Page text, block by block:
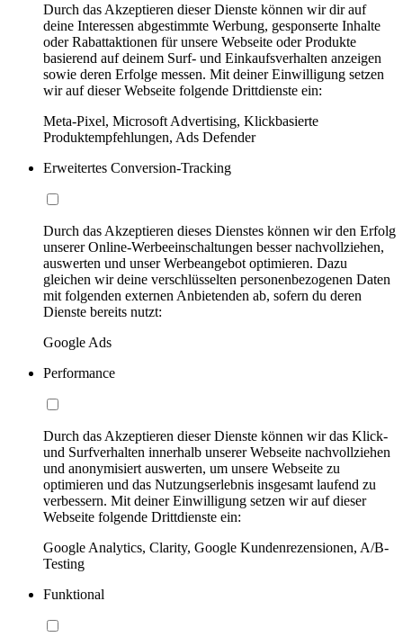
Durch das Akzeptieren dieser Dienste können wir dir auf
deine Interessen abgestimmte Werbung, gesponserte Inhalte
oder Rabattaktionen für unsere Webseite oder Produkte
basierend auf deinem Surf- und Einkaufsverhalten anzeigen
sowie deren Erfolge messen. Mit deiner Einwilligung setzen
wir auf dieser Webseite folgende Drittdienste ein:
Meta-Pixel, Microsoft Advertising, Klickbasierte
Produktempfehlungen, Ads Defender
Erweitertes Conversion-Tracking
Durch das Akzeptieren dieses Dienstes können wir den Erfolg
unserer Online-Werbeeinschaltungen besser nachvollziehen,
auswerten und unser Werbeangebot optimieren. Dazu
gleichen wir deine verschlüsselten personenbezogenen Daten
mit folgenden externen Anbietenden ab, sofern du deren
Dienste bereits nutzt:
Google Ads
Performance
Durch das Akzeptieren dieser Dienste können wir das Klick-
und Surfverhalten innerhalb unserer Webseite nachvollziehen
und anonymisiert auswerten, um unsere Webseite zu
optimieren und das Nutzungserlebnis insgesamt laufend zu
verbessern. Mit deiner Einwilligung setzen wir auf dieser
Webseite folgende Drittdienste ein:
Google Analytics, Clarity, Google Kundenrezensionen, A/B-
Testing
Funktional